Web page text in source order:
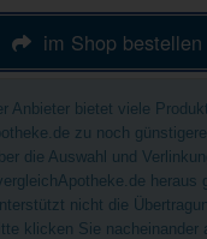
im Shop bestellen
Anbieter bietet viele
zu noch
die Auswahl und
heraus
nicht die
klicken Sie nacheinander